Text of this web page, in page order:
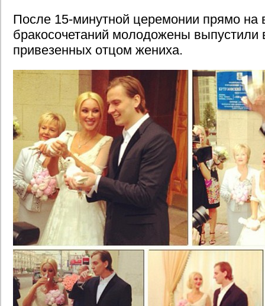
После 15-минутной церемонии прямо на
бракосочетаний молодожены выпустили
привезенных отцом жениха.